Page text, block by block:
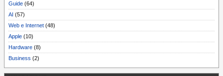
Guide (64)
AI (57)
Web e Internet (48)
Apple (10)
Hardware (8)
Business (2)